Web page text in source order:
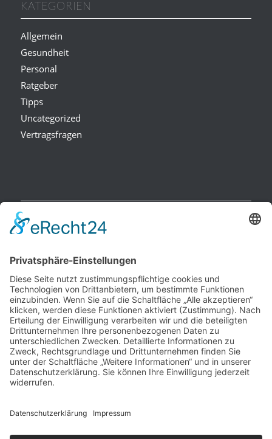
KATEGORIEN
Allgemein
Gesundheit
Personal
Ratgeber
Tipps
Uncategorized
Vertragsfragen
NEUESTE BEITRÄGE
Finanzierungslücken entlarvt: So vermeiden Sie teure
Überraschungen bei Immobilieninvestitionen
Wie Ihr Unternehmen mit cleverer Ressourcenschonung
Betriebskosten spürbar senkt
Warum herkömmliche Methoden an ihre Grenzen stoßen –
und wo echte Hautstraffung beginnt
clever umgehen